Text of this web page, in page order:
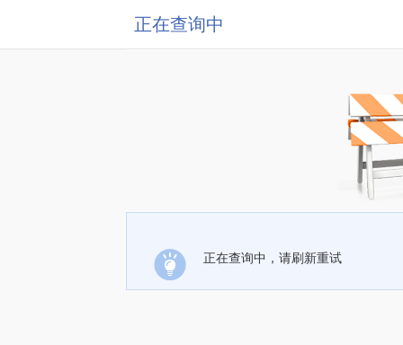
正在查询中
正在查询中，请刷新重试